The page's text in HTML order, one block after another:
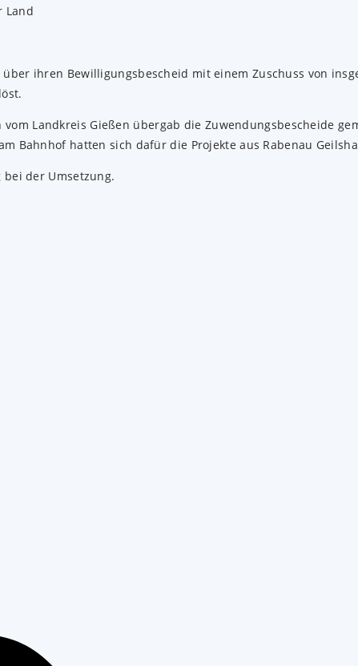
ihren Bewilligungsbescheid mit einem Zuschuss von
Landkreis Gießen übergab die Zuwendungsbescheide
Bahnhof hatten sich dafür die Projekte aus Rabenau
der Umsetzung.